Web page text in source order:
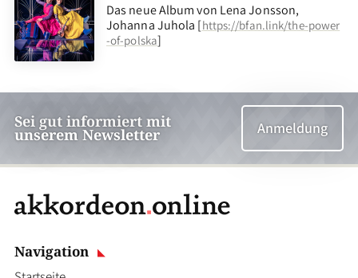
Das neue Album von Lena Jonsson,
Johanna Juhola [https://bfan.link/the-power
-of-polska]
Sei gut informiert mit
unserem Newsletter Anmeldung
Navigation